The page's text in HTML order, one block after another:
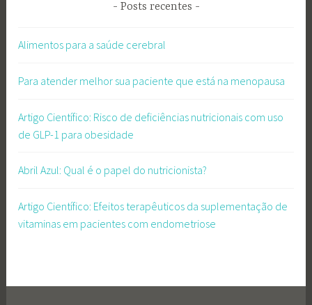
Posts recentes
Alimentos para a saúde cerebral
Para atender melhor sua paciente que está na menopausa
Artigo Científico: Risco de deficiências nutricionais com uso
de GLP-1 para obesidade
Abril Azul: Qual é o papel do nutricionista?
Artigo Científico: Efeitos terapêuticos da suplementação de
vitaminas em pacientes com endometriose